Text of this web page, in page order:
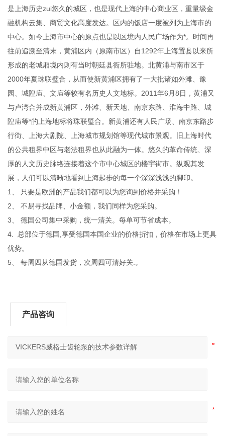
是上海历史zui悠久的城区，也是现代上海的中心商业区，重量级金
融机构云集、商贸文化高度发达。区内的饭店一度被列为上海市的
中心。如今上海市中心的原点也是以区境内人民广场作为*。时间再
往前追溯至清末，黄浦区内（原南市区）自1292年上海置县以来所
形成的老城厢境内则有当时朝廷县衙所驻地。北黄浦与南市区于
2000年夏珠联璧合，从而使新黄浦区拥有了一大批诸如外滩、豫
园、城隍庙、文庙等较有名历史人文地标。2011年6月8日，黄浦又
与卢湾合并成新黄浦区，外滩、新天地、南京东路、淮海中路、城
隍庙等*的上海地标将珠联璧合。新黄浦还有人民广场、南京东路步
行街、上海大剧院、上海城市规划馆等现代城市景观。旧上海时代
的公共租界中区与老法租界也从此融为一体。悠久的革命传统、深
厚的人文历史脉络连接着这个市中心城区的楼宇街市。纵观其发
展，人们可以清晰地看到上海起步的每一个深深浅浅的脚印。
1、 只要是欧洲的产品我们都可以为您询到价格并采购！
2、 不易寻找品牌、小金额，我们同样为您采购。
3、 德国公司集中采购，统一清关。每单可节省成本。
4. 总部位于德国,享受德国本国企业的价格折扣，价格在市场上更具
优势。
5、 每周四从德国发货，次周四可清好关.。
产品咨询